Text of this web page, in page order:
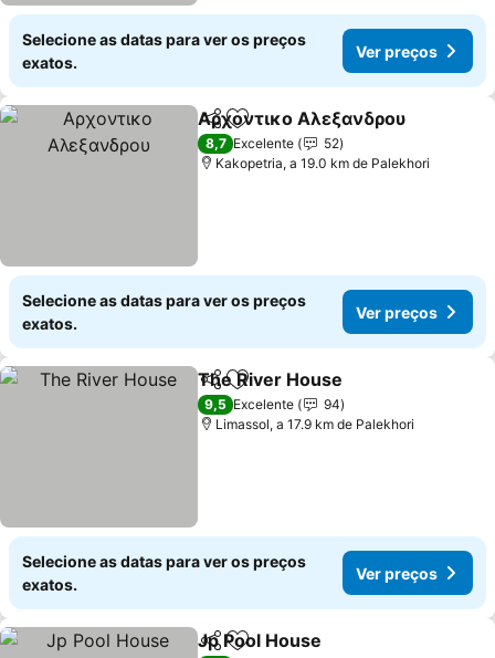
Selecione as datas para ver os preços
exatos.
Ver preços
PartilharAdicionar aos favoritos
Αρχοντικο Αλεξανδρου
8,7 Excelente
52
Kakopetria, a 19.0 km de Palekhori
Selecione as datas para ver os preços
exatos.
Ver preços
PartilharAdicionar aos favoritos
The River House
9,5 Excelente
94
Limassol, a 17.9 km de Palekhori
Selecione as datas para ver os preços
exatos.
Ver preços
PartilharAdicionar aos favoritos
Jp Pool House